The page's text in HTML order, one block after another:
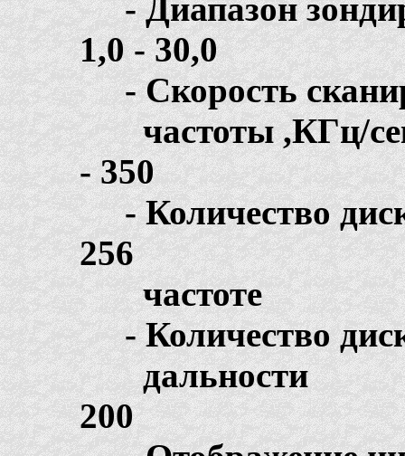
- Диапазон
1,0 - 30,0
- Скорость
- 350
- Количество
256
частоте
- Количество
200